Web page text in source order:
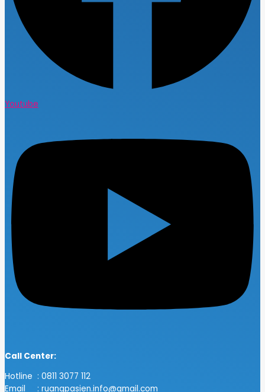
Youtube
Call Center:
Hotline : 0811 3077 112
Email : ruangpasien.info@gmail.com